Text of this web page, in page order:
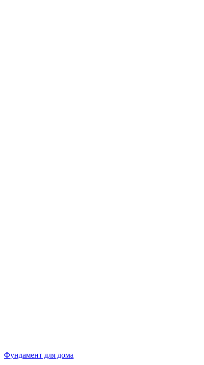
Фундамент для дома